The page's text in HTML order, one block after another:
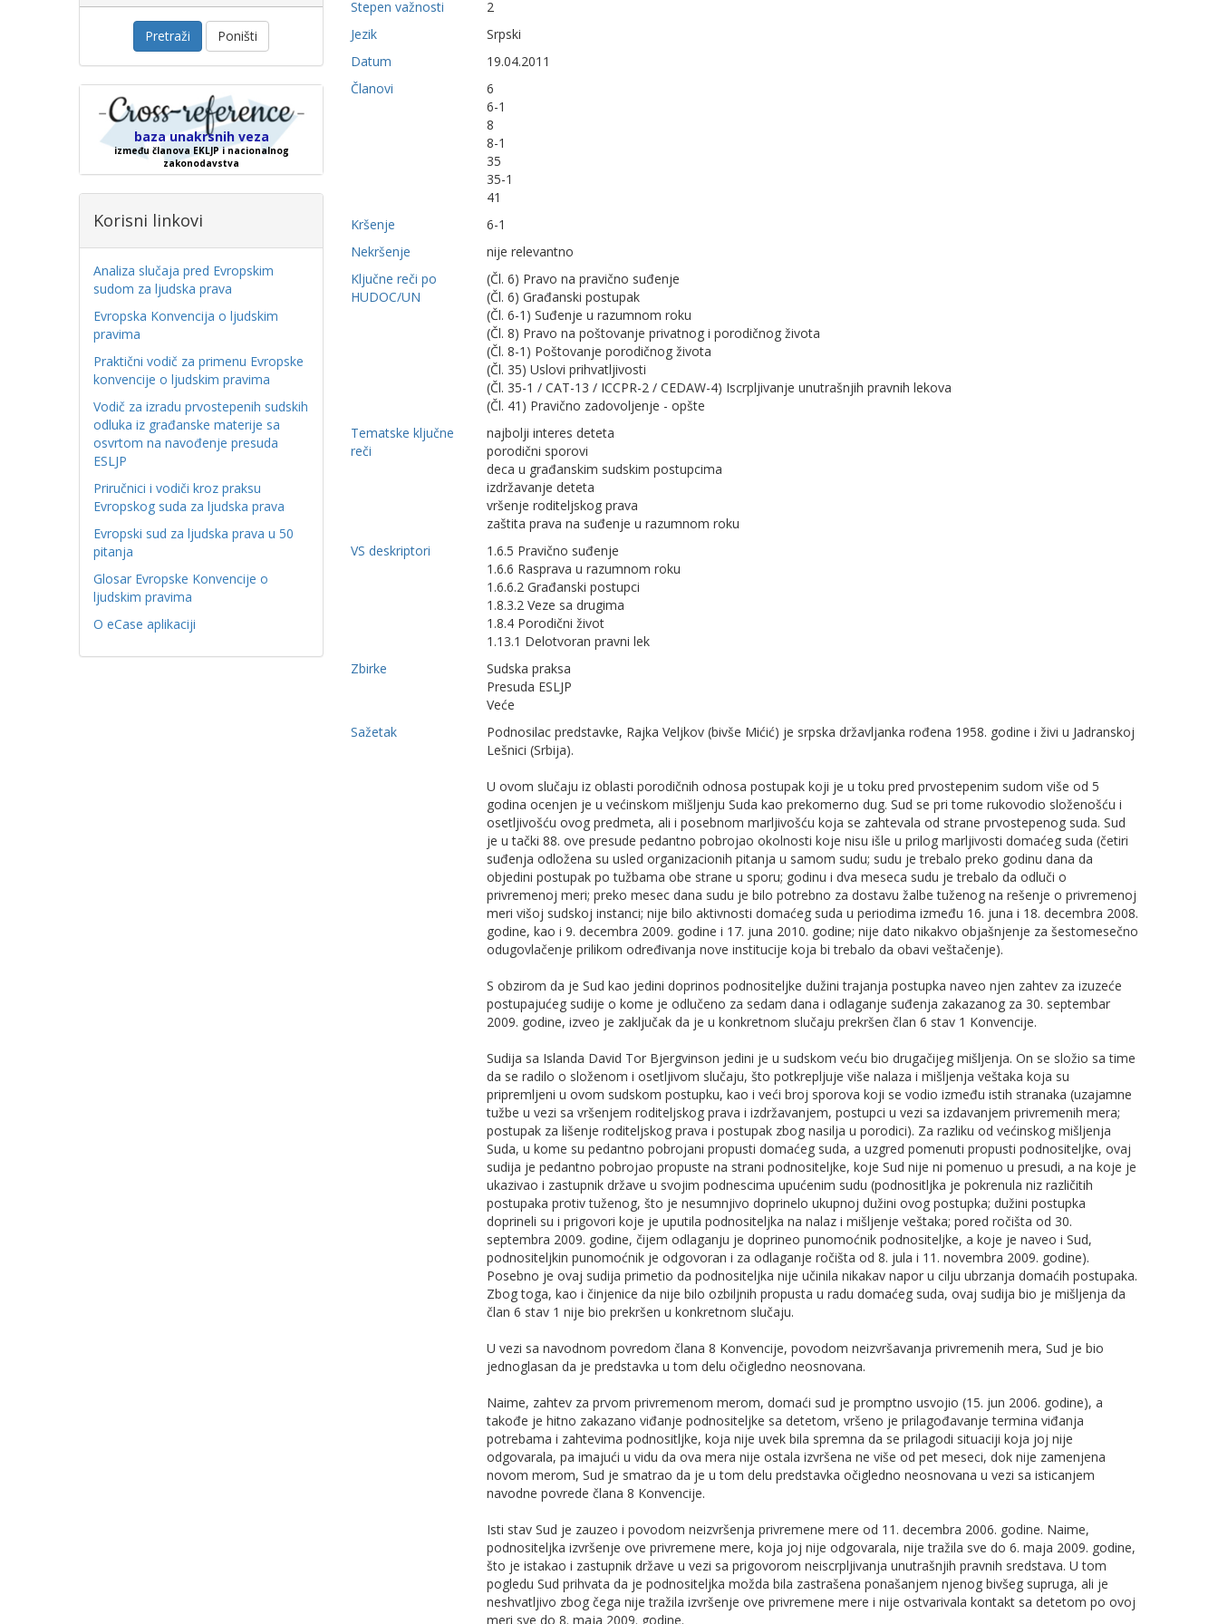
Pretraži Poništi
baza unakrsnih veza
između članova EKLJP i nacionalnog
zakonodavstva
Korisni linkovi
Analiza slučaja pred Evropskim
sudom za ljudska prava
Evropska Konvencija o ljudskim
pravima
Praktični vodič za primenu Evropske
konvencije o ljudskim pravima
Vodič za izradu prvostepenih sudskih
odluka iz građanske materije sa
osvrtom na navođenje presuda
ESLJP
Priručnici i vodiči kroz praksu
Evropskog suda za ljudska prava
Evropski sud za ljudska prava u 50
pitanja
Glosar Evropske Konvencije o
ljudskim pravima
O eCase aplikaciji
Stepen važnosti
2
Jezik
Srpski
Datum
19.04.2011
Članovi
6
6-1
8
8-1
35
35-1
41
Kršenje
6-1
Nekršenje
nije relevantno
Ključne reči po
HUDOC/UN
(Čl. 6) Pravo na pravično suđenje
(Čl. 6) Građanski postupak
(Čl. 6-1) Suđenje u razumnom roku
(Čl. 8) Pravo na poštovanje privatnog i porodičnog života
(Čl. 8-1) Poštovanje porodičnog života
(Čl. 35) Uslovi prihvatljivosti
(Čl. 35-1 / CAT-13 / ICCPR-2 / CEDAW-4) Iscrpljivanje unutrašnjih pravnih lekova
(Čl. 41) Pravično zadovoljenje - opšte
Tematske ključne
reči
najbolji interes deteta
porodični sporovi
deca u građanskim sudskim postupcima
izdržavanje deteta
vršenje roditeljskog prava
zaštita prava na suđenje u razumnom roku
VS deskriptori
1.6.5 Pravično suđenje
1.6.6 Rasprava u razumnom roku
1.6.6.2 Građanski postupci
1.8.3.2 Veze sa drugima
1.8.4 Porodični život
1.13.1 Delotvoran pravni lek
Zbirke
Sudska praksa
Presuda ESLJP
Veće
Sažetak
Podnosilac predstavke, Rajka Veljkov (bivše Mićić) je srpska državljanka rođena 1958. godine i živi u Jadranskoj
Lešnici (Srbija).
U ovom slučaju iz oblasti porodičnih odnosa postupak koji je u toku pred prvostepenim sudom više od 5
godina ocenjen je u većinskom mišlјenju Suda kao prekomerno dug. Sud se pri tome rukovodio složenošću i
osetlјivošću ovog predmeta, ali i posebnom marlјivošću koja se zahtevala od strane prvostepenog suda. Sud
je u tački 88. ove presude pedantno pobrojao okolnosti koje nisu išle u prilog marlјivosti domaćeg suda (četiri
suđenja odložena su usled organizacionih pitanja u samom sudu; sudu je trebalo preko godinu dana da
objedini postupak po tužbama obe strane u sporu; godinu i dva meseca sudu je trebalo da odluči o
privremenoj meri; preko mesec dana sudu je bilo potrebno za dostavu žalbe tuženog na rešenje o privremenoj
meri višoj sudskoj instanci; nije bilo aktivnosti domaćeg suda u periodima između 16. juna i 18. decembra 2008.
godine, kao i 9. decembra 2009. godine i 17. juna 2010. godine; nije dato nikakvo objašnjenje za šestomesečno
odugovlačenje prilikom određivanja nove institucije koja bi trebalo da obavi veštačenje).
S obzirom da je Sud kao jedini doprinos podnositelјke dužini trajanja postupka naveo njen zahtev za izuzeće
postupajućeg sudije o kome je odlučeno za sedam dana i odlaganje suđenja zakazanog za 30. septembar
2009. godine, izveo je zaklјučak da je u konkretnom slučaju prekršen član 6 stav 1 Konvencije.
Sudija sa Islanda David Tor Bjergvinson jedini je u sudskom veću bio drugačijeg mišlјenja. On se složio sa time
da se radilo o složenom i osetlјivom slučaju, što potkreplјuje više nalaza i mišlјenja veštaka koja su
pripremlјeni u ovom sudskom postupku, kao i veći broj sporova koji se vodio između istih stranaka (uzajamne
tužbe u vezi sa vršenjem roditelјskog prava i izdržavanjem, postupci u vezi sa izdavanjem privremenih mera;
postupak za lišenje roditelјskog prava i postupak zbog nasilјa u porodici). Za razliku od većinskog mišlјenja
Suda, u kome su pedantno pobrojani propusti domaćeg suda, a uzgred pomenuti propusti podnositelјke, ovaj
sudija je pedantno pobrojao propuste na strani podnositelјke, koje Sud nije ni pomenuo u presudi, a na koje je
ukazivao i zastupnik države u svojim podnescima upućenim sudu (podnositlјka je pokrenula niz različitih
postupaka protiv tuženog, što je nesumnjivo doprinelo ukupnoj dužini ovog postupka; dužini postupka
doprineli su i prigovori koje je uputila podnositelјka na nalaz i mišlјenje veštaka; pored ročišta od 30.
septembra 2009. godine, čijem odlaganju je doprineo punomoćnik podnositelјke, a koje je naveo i Sud,
podnositelјkin punomoćnik je odgovoran i za odlaganje ročišta od 8. jula i 11. novembra 2009. godine).
Posebno je ovaj sudija primetio da podnositelјka nije učinila nikakav napor u cilјu ubrzanja domaćih postupaka.
Zbog toga, kao i činjenice da nije bilo ozbilјnih propusta u radu domaćeg suda, ovaj sudija bio je mišlјenja da
član 6 stav 1 nije bio prekršen u konkretnom slučaju.
U vezi sa navodnom povredom člana 8 Konvencije, povodom neizvršavanja privremenih mera, Sud je bio
jednoglasan da je predstavka u tom delu očigledno neosnovana.
Naime, zahtev za prvom privremenom merom, domaći sud je promptno usvojio (15. jun 2006. godine), a
takođe je hitno zakazano viđanje podnositelјke sa detetom, vršeno je prilagođavanje termina viđanja
potrebama i zahtevima podnositlјke, koja nije uvek bila spremna da se prilagodi situaciji koja joj nije
odgovarala, pa imajući u vidu da ova mera nije ostala izvršena ne više od pet meseci, dok nije zamenjena
novom merom, Sud je smatrao da je u tom delu predstavka očigledno neosnovana u vezi sa isticanjem
navodne povrede člana 8 Konvencije.
Isti stav Sud je zauzeo i povodom neizvršenja privremene mere od 11. decembra 2006. godine. Naime,
podnositelјka izvršenje ove privremene mere, koja joj nije odgovarala, nije tražila sve do 6. maja 2009. godine,
što je istakao i zastupnik države u vezi sa prigovorom neiscrplјivanja unutrašnjih pravnih sredstava. U tom
pogledu Sud prihvata da je podnositelјka možda bila zastrašena ponašanjem njenog bivšeg supruga, ali je
neshvatlјivo zbog čega nije tražila izvršenje ove privremene mere i nije ostvarivala kontakt sa detetom po ovoj
meri sve do 8. maja 2009. godine.